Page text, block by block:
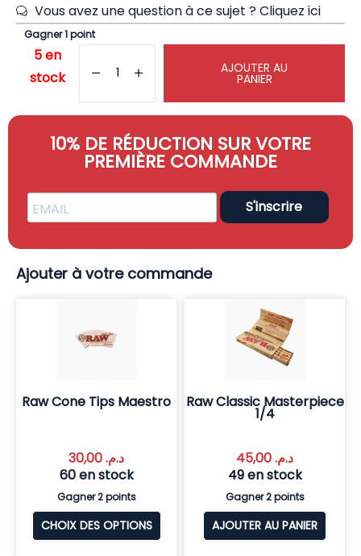
Vous avez une question à ce sujet ?Cliquez ici
Gagner 1 point
5 en
stock
AJOUTER AU
PANIER
10% DE RÉDUCTION SUR VOTRE
PREMIÈRE COMMANDE
S'inscrire
Ajouter à votre commande
Raw Cone Tips Maestro
د.م.
60 en stock
Gagner 2 points
CHOIX DES OPTIONS
Raw Classic Masterpiece
1/4
د.م.
49 en stock
Gagner 2 points
AJOUTER AU PANIER